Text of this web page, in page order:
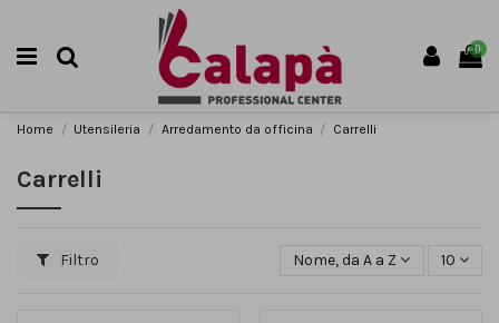
0
Home Utensileria Arredamento da officina Carrelli
Carrelli
Filtro Nome, da A a Z 10